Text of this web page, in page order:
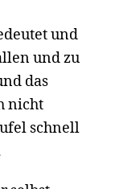
und
und zu
das
nicht
schnell